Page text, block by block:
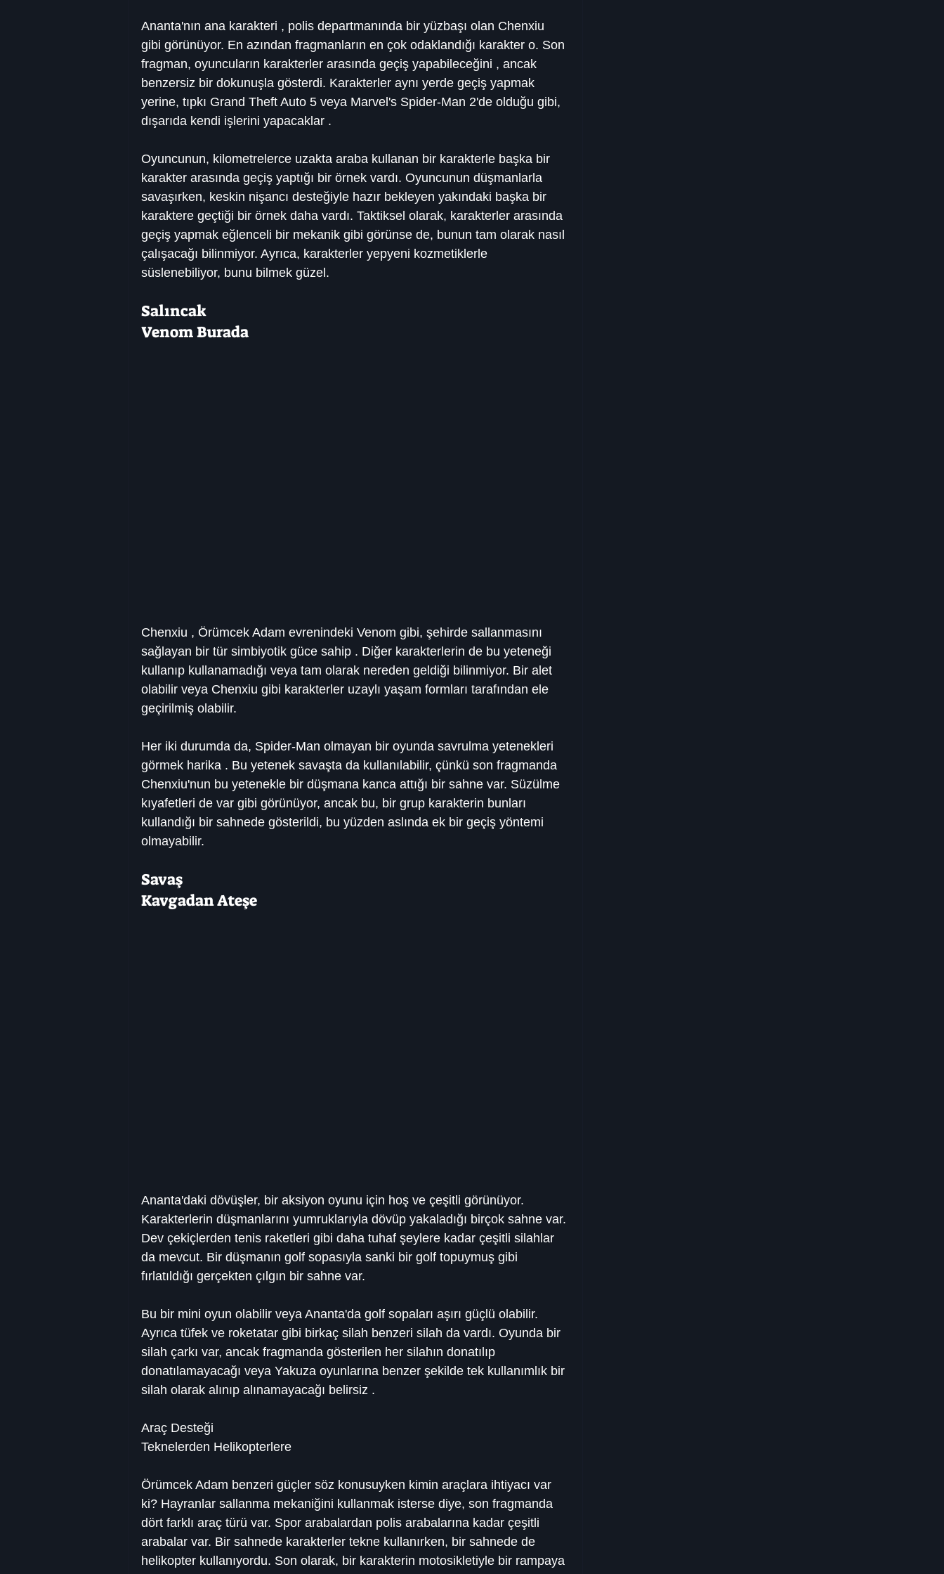
Ananta'nın ana karakteri , polis departmanında bir yüzbaşı olan Chenxiu
gibi görünüyor. En azından fragmanların en çok odaklandığı karakter o. Son
fragman, oyuncuların karakterler arasında geçiş yapabileceğini , ancak
benzersiz bir dokunuşla gösterdi. Karakterler aynı yerde geçiş yapmak
yerine, tıpkı Grand Theft Auto 5 veya Marvel's Spider-Man 2'de olduğu gibi,
dışarıda kendi işlerini yapacaklar .
Oyuncunun, kilometrelerce uzakta araba kullanan bir karakterle başka bir
karakter arasında geçiş yaptığı bir örnek vardı. Oyuncunun düşmanlarla
savaşırken, keskin nişancı desteğiyle hazır bekleyen yakındaki başka bir
karaktere geçtiği bir örnek daha vardı. Taktiksel olarak, karakterler arasında
geçiş yapmak eğlenceli bir mekanik gibi görünse de, bunun tam olarak nasıl
çalışacağı bilinmiyor. Ayrıca, karakterler yepyeni kozmetiklerle
süslenebiliyor, bunu bilmek güzel.
Salıncak
Venom Burada
Chenxiu , Örümcek Adam evrenindeki Venom gibi, şehirde sallanmasını
sağlayan bir tür simbiyotik güce sahip . Diğer karakterlerin de bu yeteneği
kullanıp kullanamadığı veya tam olarak nereden geldiği bilinmiyor. Bir alet
olabilir veya Chenxiu gibi karakterler uzaylı yaşam formları tarafından ele
geçirilmiş olabilir.
Her iki durumda da, Spider-Man olmayan bir oyunda savrulma yetenekleri
görmek harika . Bu yetenek savaşta da kullanılabilir, çünkü son fragmanda
Chenxiu'nun bu yetenekle bir düşmana kanca attığı bir sahne var. Süzülme
kıyafetleri de var gibi görünüyor, ancak bu, bir grup karakterin bunları
kullandığı bir sahnede gösterildi, bu yüzden aslında ek bir geçiş yöntemi
olmayabilir.
Savaş
Kavgadan Ateşe
Ananta'daki dövüşler, bir aksiyon oyunu için hoş ve çeşitli görünüyor.
Karakterlerin düşmanlarını yumruklarıyla dövüp yakaladığı birçok sahne var.
Dev çekiçlerden tenis raketleri gibi daha tuhaf şeylere kadar çeşitli silahlar
da mevcut. Bir düşmanın golf sopasıyla sanki bir golf topuymuş gibi
fırlatıldığı gerçekten çılgın bir sahne var.
Bu bir mini oyun olabilir veya Ananta'da golf sopaları aşırı güçlü olabilir.
Ayrıca tüfek ve roketatar gibi birkaç silah benzeri silah da vardı. Oyunda bir
silah çarkı var, ancak fragmanda gösterilen her silahın donatılıp
donatılamayacağı veya Yakuza oyunlarına benzer şekilde tek kullanımlık bir
silah olarak alınıp alınamayacağı belirsiz .
Araç Desteği
Teknelerden Helikopterlere
Örümcek Adam benzeri güçler söz konusuyken kimin araçlara ihtiyacı var
ki? Hayranlar sallanma mekaniğini kullanmak isterse diye, son fragmanda
dört farklı araç türü var. Spor arabalardan polis arabalarına kadar çeşitli
arabalar var. Bir sahnede karakterler tekne kullanırken, bir sahnede de
helikopter kullanıyordu. Son olarak, bir karakterin motosikletiyle bir rampaya